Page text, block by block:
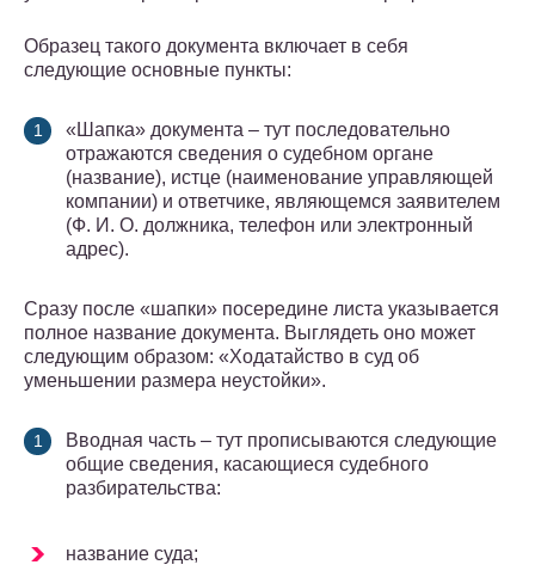
Образец такого документа включает в себя
следующие основные пункты:
«Шапка» документа – тут последовательно
отражаются сведения о судебном органе
(название), истце (наименование управляющей
компании) и ответчике, являющемся заявителем
(Ф. И. О. должника, телефон или электронный
адрес).
Сразу после «шапки» посередине листа указывается
полное название документа. Выглядеть оно может
следующим образом: «Ходатайство в суд об
уменьшении размера неустойки».
Вводная часть – тут прописываются следующие
общие сведения, касающиеся судебного
разбирательства:
название суда;